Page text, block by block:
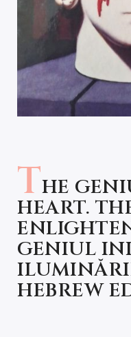
THE
HEART.
GENIUL
HEBREW